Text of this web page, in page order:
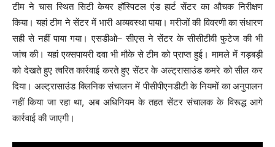
टीम ने चास स्थित सिटी केयर हॉस्पिटल एंड हार्ट सेंटर का औचक निरीक्षण
किया। यहां टीम ने सेंटर में भारी अव्यवस्था पाया। मरीजों की विवरणी का संधारण
सही से नहीं पाया गया। एसडीओ– सीएस ने सेंटर के सीसीटीवी फुटेज की भी
जांच की। यहां एक्सपायरी दवा भी मौके से टीम को प्राप्त हुई। मामले में गड़बड़ी
को देखते हुए त्वरित कार्रवाई करते हुए सेंटर के अल्ट्रासाउंड कमरे को सील कर
दिया। अल्ट्रासाउंड क्लिनिक संचालन में पीसीपीएनडीटी के नियमों का अनुपालन
नहीं किया जा रहा था, अब अधिनियम के तहत सेंटर संचालक के विरूद्ध आगे
कार्रवाई की जाएगी।